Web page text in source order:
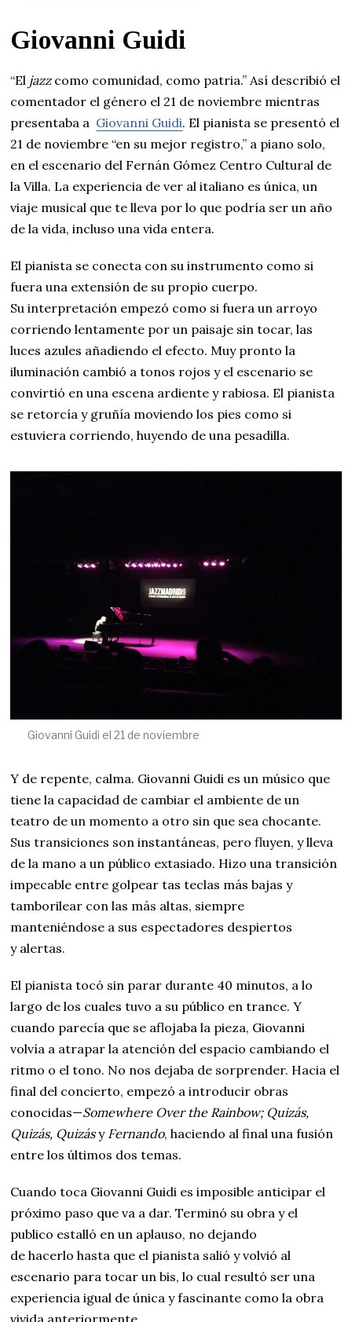
Giovanni Guidi
“El jazzcomo comunidad, como patria.” Así describió el
comentador el género el 21 de noviembre mientras
presentaba a Giovanni Guidi. El pianista se presentó el
21 de noviembre “en su mejor registro,” a piano solo,
en el escenario del Fernán Gómez Centro Cultural de
la Villa. La experiencia de ver al italiano es única, un
viaje musical que te lleva por lo que podría ser un año
de la vida, incluso una vida entera.
El pianista se conecta con su instrumento como si
fuera una extensión de su propio cuerpo.
Su interpretación empezó como si fuera un arroyo
corriendo lentamente por un paisaje sin tocar, las
luces azules añadiendo el efecto. Muy pronto la
iluminación cambió a tonos rojos y el escenario se
convirtió en una escena ardiente y rabiosa. El pianista
se retorcía y gruñía moviendo los pies como si
estuviera corriendo, huyendo de una pesadilla.
Giovanni Guidi el 21 de noviembre
Y de repente, calma. Giovanni Guidi es un músico que
tiene la capacidad de cambiar el ambiente de un
teatro de un momento a otro sin que sea chocante.
Sus transiciones son instantáneas, pero fluyen, y lleva
de la mano a un público extasiado. Hizo una transición
impecable entre golpear tas teclas más bajas y
tamborilear con las más altas, siempre
manteniéndose a sus espectadores despiertos
y alertas.
El pianista tocó sin parar durante 40 minutos, a lo
largo de los cuales tuvo a su público en trance. Y
cuando parecía que se aflojaba la pieza, Giovanni
volvía a atrapar la atención del espacio cambiando el
ritmo o el tono. No nos dejaba de sorprender. Hacia el
final del concierto, empezó a introducir obras
conocidas—Somewhere Over the Rainbow; Quizás,
Quizás, Quizásy Fernando, haciendo al final una fusión
entre los últimos dos temas.
Cuando toca Giovanni Guidi es imposible anticipar el
próximo paso que va a dar. Terminó su obra y el
publico estalló en un aplauso, no dejando
de hacerlo hasta que el pianista salió y volvió al
escenario para tocar un bis, lo cual resultó ser una
experiencia igual de única y fascinante como la obra
vivida anteriormente.